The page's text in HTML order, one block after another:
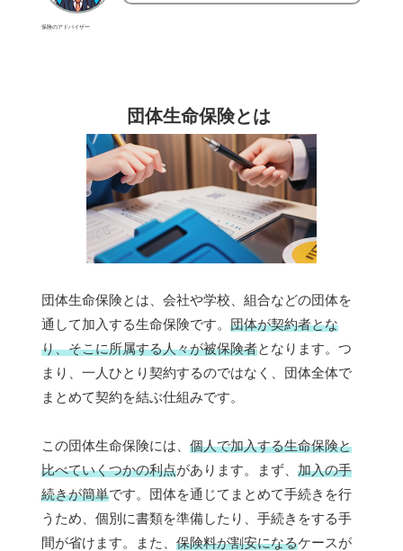
保険のアドバイザー
団体生命保険とは
団体生命保険とは、会社や学校、組合などの団体を
通して加入する生命保険です。 団体が契約者とな
り、そこに所属する人々が被保険者となります。つ
まり、一人ひとり契約するのではなく、団体全体で
まとめて契約を結ぶ仕組みです。
この団体生命保険には、 個人で加入する生命保険と
比べていくつかの利点があります。まず、 加入の手
続きが簡単です。団体を通じてまとめて手続きを行
うため、個別に書類を準備したり、手続きをする手
間が省けます。また、 保険料が割安になるケースが